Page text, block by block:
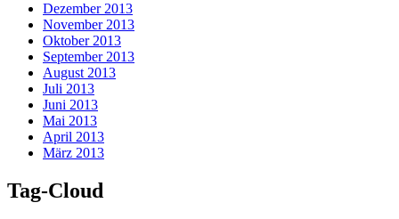
Dezember 2013
November 2013
Oktober 2013
September 2013
August 2013
Juli 2013
Juni 2013
Mai 2013
April 2013
März 2013
Tag-Cloud